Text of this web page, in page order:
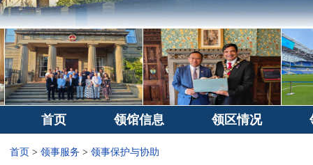
首页 领馆信息 领区情况
首页 > 领事服务 > 领事保护与协助